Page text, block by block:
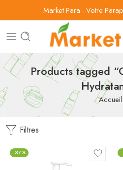
Market Para - Votre
Products tagged
Accueil
Filtres
-37%